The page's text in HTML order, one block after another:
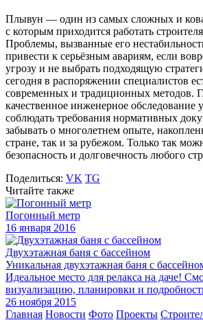
Плывун — один из самых сложных и
с которым приходится работать
Проблемы, вызванные его
привести к серьёзным авариям, если
угрозу и не выбрать подходящую
сегодня в распоряжении специалистов
современных и традиционных методов.
качественное инженерное обследование
соблюдать требования нормативных
забывать о многолетнем опыте,
стране, так и за рубежом. Только так
безопасность и долговечность любого
Поделиться: VK TG
Читайте также
Погонный метр
16 января 2016
Двухэтажная баня с бассейном
Уникальная двухэтажная баня с
Идеальное место для релакса на даче!
визуализацию, планировки и
26 ноября 2015
Главная Новости Фото Проекты